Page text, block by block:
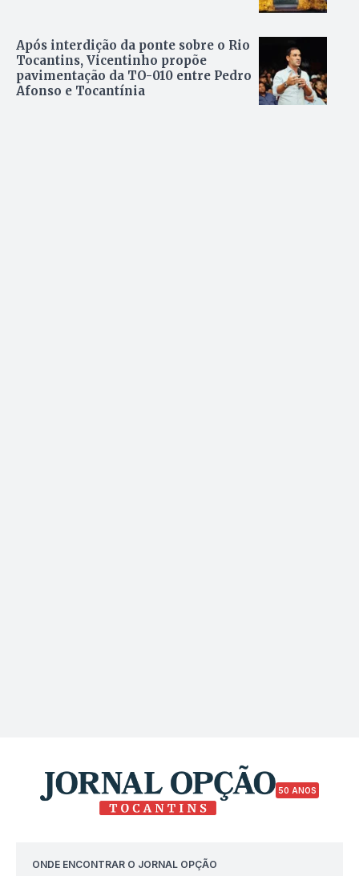
Após interdição da ponte sobre o Rio
Tocantins, Vicentinho propõe
pavimentação da TO-010 entre Pedro
Afonso e Tocantínia
50 ANOS
ONDE ENCONTRAR O JORNAL OPÇÃO